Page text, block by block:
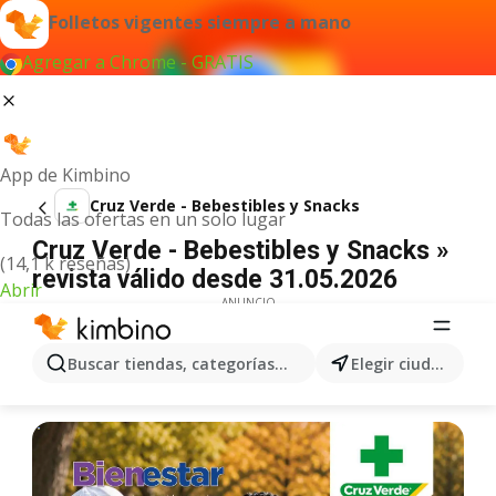
Folletos vigentes siempre a mano
Agregar a Chrome - GRATIS
App de Kimbino
Todas las ofertas en un solo lugar
(14,1 k reseñas)
Abrir
Buscar tiendas, categorías, productos... Elegir ciudad
Cruz Verde - Bebestibles y Snacks
Cruz Verde - Bebestibles y Snacks »
revista válido desde 31.05.2026
ANUNCIO